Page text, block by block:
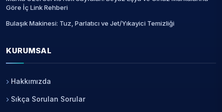
Göre İç Link Rehberi
Bulaşık Makinesi: Tuz, Parlatıcı ve Jet/Yıkayici Temizliği
KURUMSAL
Hakkımızda
Sıkça Sorulan Sorular